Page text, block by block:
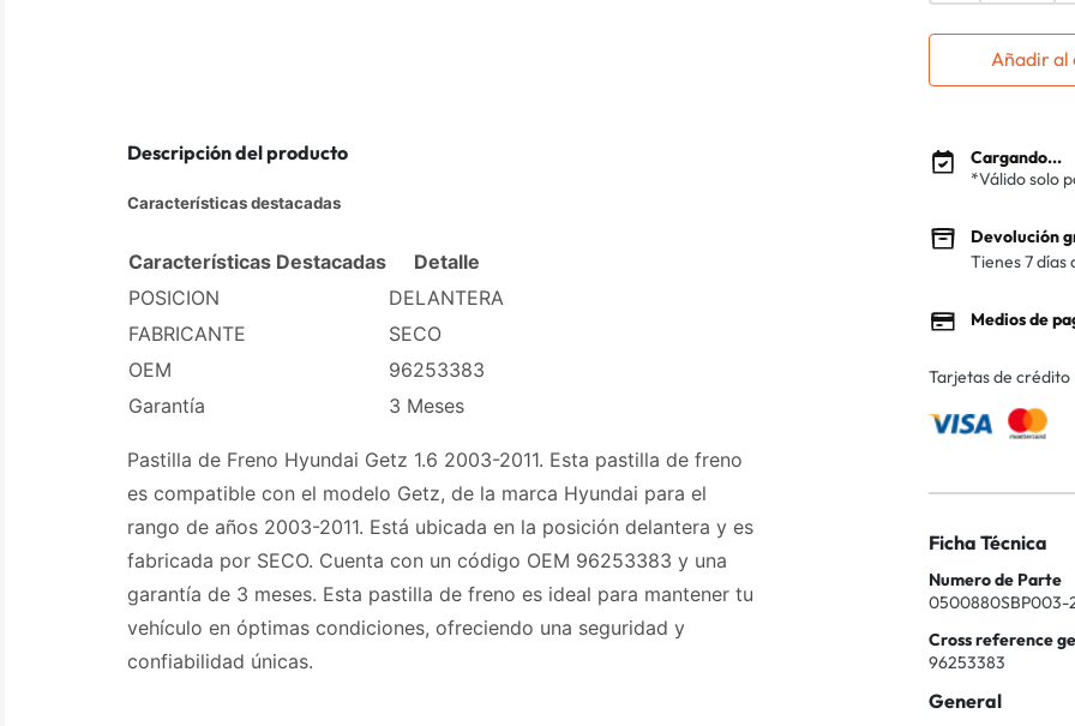
Descripción del producto
Características destacadas
Características Destacadas
Detalle
POSICION
DELANTERA
FABRICANTE
SECO
OEM
96253383
Garantía
3 Meses
Pastilla de Freno Hyundai Getz 1.6 2003-2011. Esta pastilla de freno
es compatible con el modelo Getz, de la marca Hyundai para el
rango de años 2003-2011. Está ubicada en la posición delantera y es
fabricada por SECO. Cuenta con un código OEM 96253383 y una
garantía de 3 meses. Esta pastilla de freno es ideal para mantener tu
vehículo en óptimas condiciones, ofreciendo una seguridad y
confiabilidad únicas.
Añadir
Cargando...
*Válido solo
Devolución
Tienes 7 días
Medios de
Tarjetas de crédito
Ficha Técnica
Numero de Parte
0500880SBP003-
Cross reference
96253383
General